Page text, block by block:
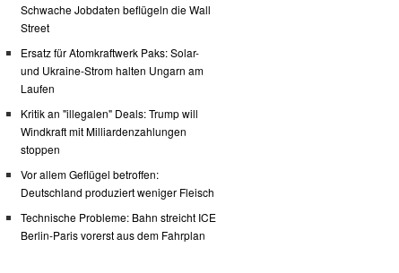
Schwache Jobdaten beflügeln die Wall
Street
Ersatz für Atomkraftwerk Paks: Solar-
und Ukraine-Strom halten Ungarn am
Laufen
Kritik an "illegalen" Deals: Trump will
Windkraft mit Milliardenzahlungen
stoppen
Vor allem Geflügel betroffen:
Deutschland produziert weniger Fleisch
Technische Probleme: Bahn streicht ICE
Berlin-Paris vorerst aus dem Fahrplan